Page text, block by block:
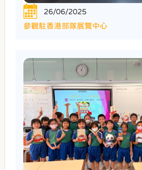
26/06/2025
參觀駐香港部隊展覽中心